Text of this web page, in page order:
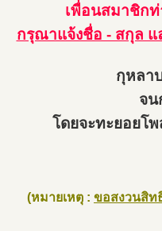
เพื่อนสมาชิกท่
กรุณาแจ้งชื่อ - สกุล แ
กุหลา
จน
โดยจะทะยอยโ
(หมายเหตุ : ขอสงวนสิท